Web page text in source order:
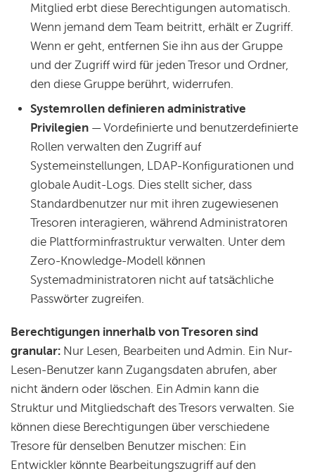
Mitglied erbt diese Berechtigungen automatisch.
Wenn jemand dem Team beitritt, erhält er Zugriff.
Wenn er geht, entfernen Sie ihn aus der Gruppe
und der Zugriff wird für jeden Tresor und Ordner,
den diese Gruppe berührt, widerrufen.
Systemrollen definieren administrative
Privilegien — Vordefinierte und benutzerdefinierte
Rollen verwalten den Zugriff auf
Systemeinstellungen, LDAP-Konfigurationen und
globale Audit-Logs. Dies stellt sicher, dass
Standardbenutzer nur mit ihren zugewiesenen
Tresoren interagieren, während Administratoren
die Plattforminfrastruktur verwalten. Unter dem
Zero-Knowledge-Modell können
Systemadministratoren nicht auf tatsächliche
Passwörter zugreifen.
Berechtigungen innerhalb von Tresoren sind
granular: Nur Lesen, Bearbeiten und Admin. Ein Nur-
Lesen-Benutzer kann Zugangsdaten abrufen, aber
nicht ändern oder löschen. Ein Admin kann die
Struktur und Mitgliedschaft des Tresors verwalten. Sie
können diese Berechtigungen über verschiedene
Tresore für denselben Benutzer mischen: Ein
Entwickler könnte Bearbeitungszugriff auf den